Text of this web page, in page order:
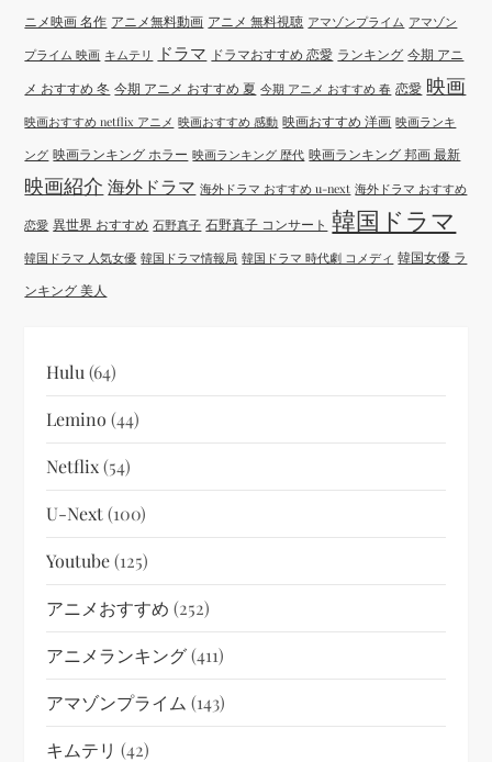
ニメ映画 名作 アニメ無料動画 アニメ 無料視聴 アマゾンプライム アマゾン
プライム 映画 キムテリ ドラマ ドラマおすすめ 恋愛 ランキング 今期 アニ
メ おすすめ 冬 今期 アニメ おすすめ 夏 今期 アニメ おすすめ 春 恋愛 映画
映画おすすめ netflix アニメ 映画おすすめ 感動 映画おすすめ 洋画 映画ランキ
ング 映画ランキング ホラー 映画ランキング 歴代 映画ランキング 邦画 最新
映画紹介 海外ドラマ 海外ドラマ おすすめ u-next 海外ドラマ おすすめ
恋愛 異世界 おすすめ 石野真子 石野真子 コンサート 韓国ドラマ
韓国ドラマ 人気女優 韓国ドラマ情報局 韓国ドラマ 時代劇 コメディ 韓国女優 ラ
ンキング 美人
Hulu (64)
Lemino (44)
Netflix(54)
U-Next(100)
Youtube(125)
アニメおすすめ (252)
アニメランキング(411)
アマゾンプライム (143)
キムテリ (42)